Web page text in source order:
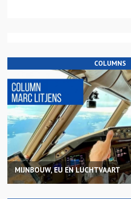
COLUMNS
MIJNBOUW, EU EN LUCHTVAART